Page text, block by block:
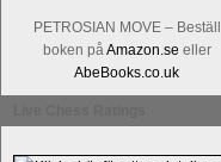
PETROSIAN MOVE – Beställ
boken på Amazon.se eller
AbeBooks.co.uk